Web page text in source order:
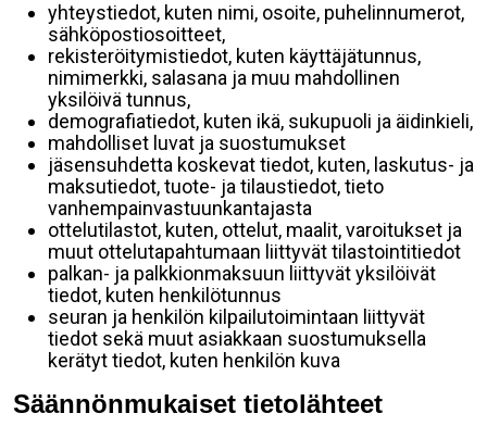
yhteystiedot, kuten nimi, osoite, puhelinnumerot,
sähköpostiosoitteet,
rekisteröitymistiedot, kuten käyttäjätunnus,
nimimerkki, salasana ja muu mahdollinen
yksilöivä tunnus,
demografiatiedot, kuten ikä, sukupuoli ja äidinkieli,
mahdolliset luvat ja suostumukset
jäsensuhdetta koskevat tiedot, kuten, laskutus- ja
maksutiedot, tuote- ja tilaustiedot, tieto
vanhempainvastuunkantajasta
ottelutilastot, kuten, ottelut, maalit, varoitukset ja
muut ottelutapahtumaan liittyvät tilastointitiedot
palkan- ja palkkionmaksuun liittyvät yksilöivät
tiedot, kuten henkilötunnus
seuran ja henkilön kilpailutoimintaan liittyvät
tiedot sekä muut asiakkaan suostumuksella
kerätyt tiedot, kuten henkilön kuva
Säännönmukaiset tietolähteet